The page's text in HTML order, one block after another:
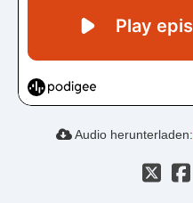
Audio herunterladen: